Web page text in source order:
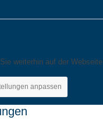
weiterhin auf der
anpassen